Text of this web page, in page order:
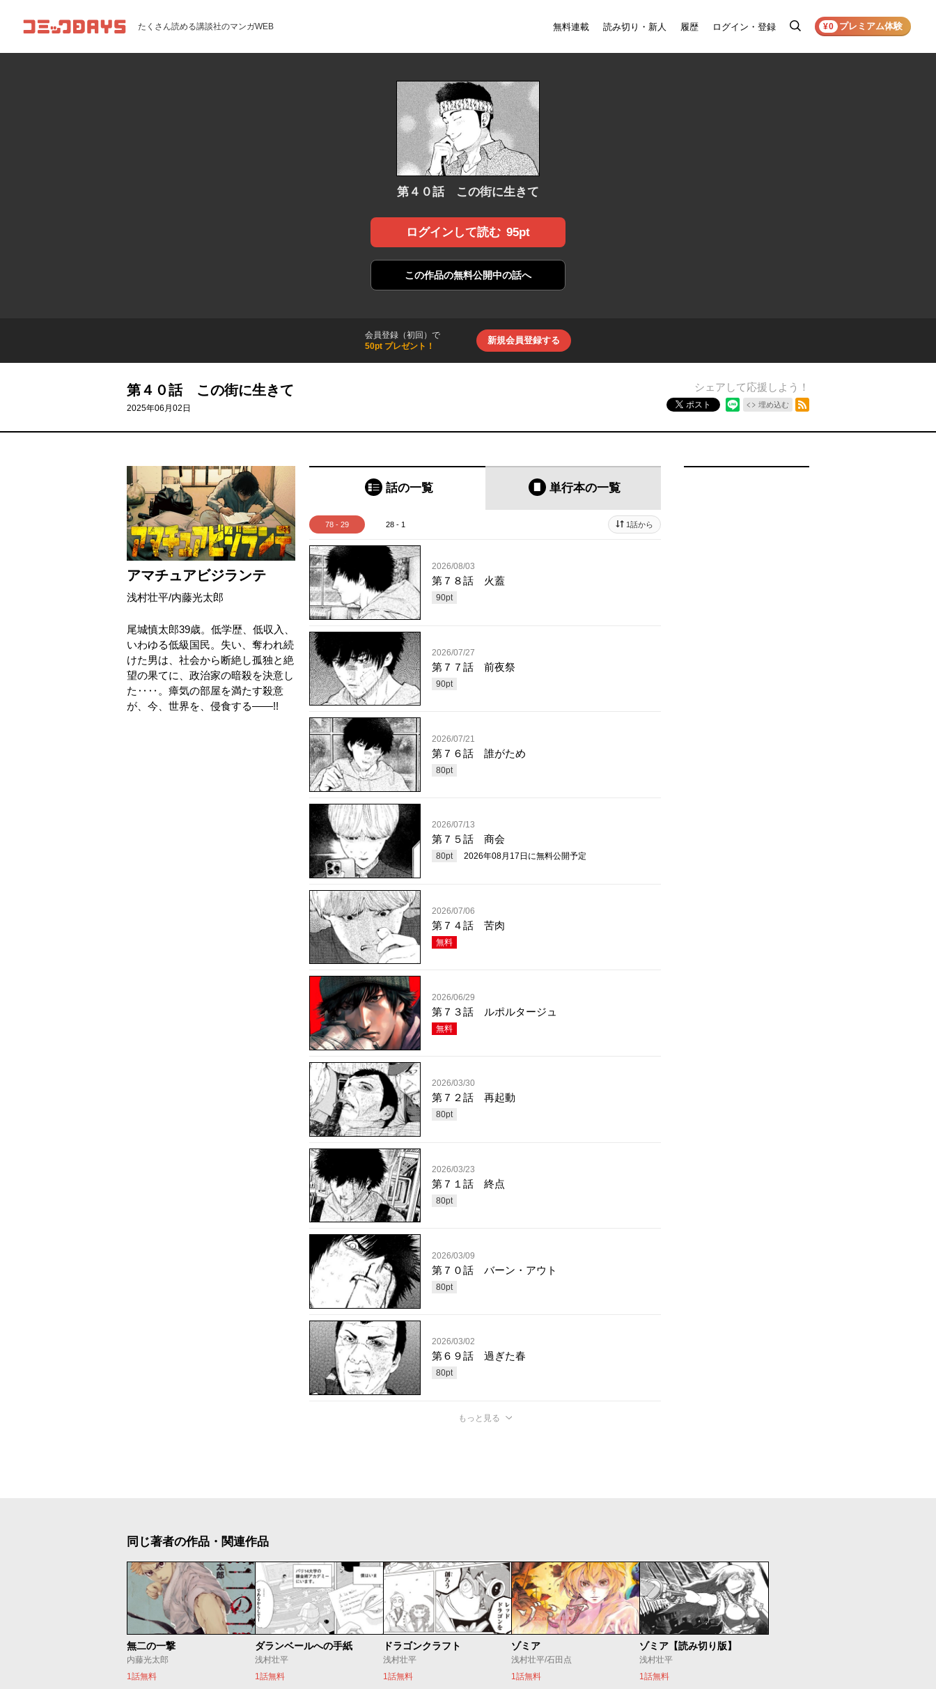
コミックDAYS たくさん読める講談社のマンガWEB 無料連載 読み切り・新人 履歴 ログイン・登録
検
¥0 プレミアム体験
第４０話 この街に生きて
ログインして読む 95pt
この作品の無料公開中の話へ
会員登録（初回）で
50pt プレゼント！
新規会員登録する
第４０話 この街に生きて
2025年06月02日
シェアして応援しよう！
ポスト 埋め込む
アマチュアビジランテ
浅村壮平/内藤光太郎
尾城慎太郎39歳。低学歴、低収入、
いわゆる低級国民。失い、奪われ続
けた男は、社会から断絶し孤独と絶
望の果てに、政治家の暗殺を決意し
た‥‥。瘴気の部屋を満たす殺意
が、今、世界を、侵食する――!!
話の一覧 単行本の一覧
78 - 29 28 - 1 1話から
2026/08/03
第７８話 火蓋
90pt
2026/07/27
第７７話 前夜祭
90pt
2026/07/21
第７６話 誰がため
80pt
2026/07/13
第７５話 商会
80pt 2026年08月17日 に無料公開予定
2026/07/06
第７４話 苦肉
無料
2026/06/29
第７３話 ルポルタージュ
無料
2026/03/30
第７２話 再起動
80pt
2026/03/23
第７１話 終点
80pt
2026/03/09
第７０話 バーン・アウト
80pt
2026/03/02
第６９話 過ぎた春
80pt
もっと見る
同じ著者の作品・関連作品
無二の一撃
内藤光太郎
1話無料
ダランベールへの手紙
浅村壮平
1話無料
ドラゴンクラフト
浅村壮平
1話無料
ゾミア
浅村壮平/石田点
1話無料
ゾミア【読み切り版】
浅村壮平
1話無料